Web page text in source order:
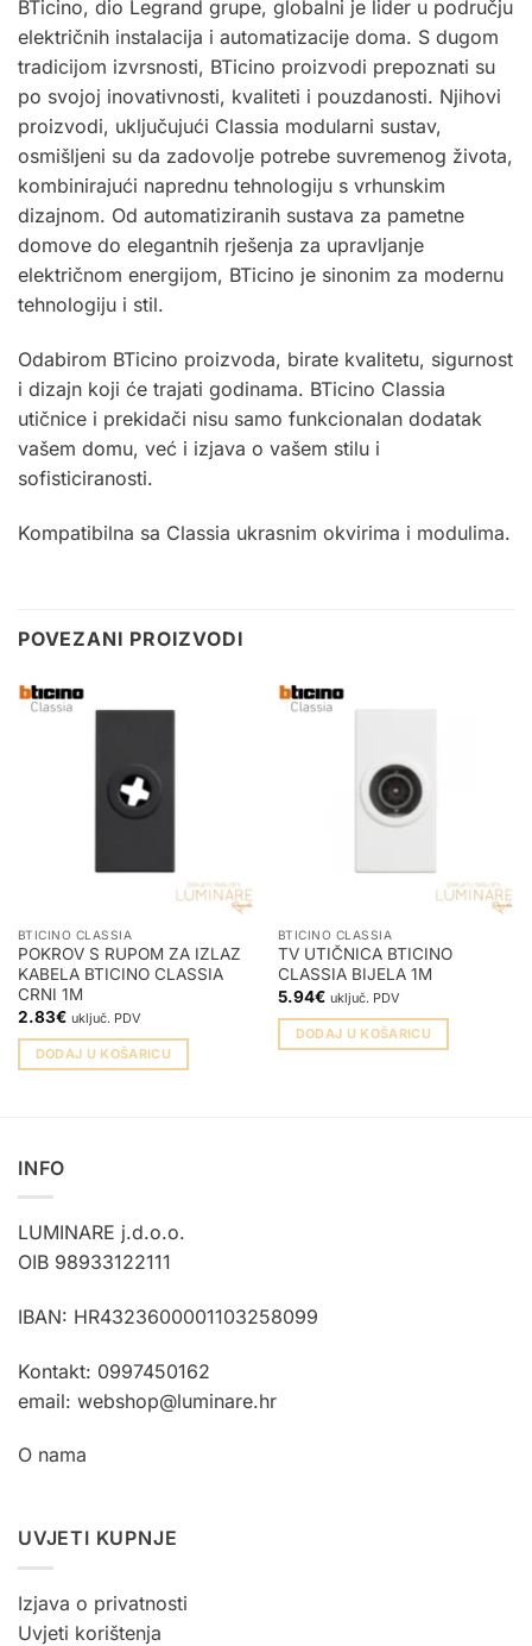
BTicino, dio Legrand grupe, globalni je lider u području
električnih instalacija i automatizacije doma. S dugom
tradicijom izvrsnosti, BTicino proizvodi prepoznati su
po svojoj inovativnosti, kvaliteti i pouzdanosti. Njihovi
proizvodi, uključujući Classia modularni sustav,
osmišljeni su da zadovolje potrebe suvremenog života,
kombinirajući naprednu tehnologiju s vrhunskim
dizajnom. Od automatiziranih sustava za pametne
domove do elegantnih rješenja za upravljanje
električnom energijom, BTicino je sinonim za modernu
tehnologiju i stil.
Odabirom BTicino proizvoda, birate kvalitetu, sigurnost
i dizajn koji će trajati godinama. BTicino Classia
utičnice i prekidači nisu samo funkcionalan dodatak
vašem domu, već i izjava o vašem stilu i
sofisticiranosti.
Kompatibilna sa Classia ukrasnim okvirima i modulima.
POVEZANI PROIZVODI
BTICINO CLASSIA
POKROV S RUPOM ZA IZLAZ
KABELA BTICINO CLASSIA
CRNI 1M
2.83€ uključ. PDV
DODAJ U KOŠARICU
BTICINO CLASSIA
TV UTIČNICA BTICINO
CLASSIA BIJELA 1M
5.94€ uključ. PDV
DODAJ U KOŠARICU
INFO
LUMINARE j.d.o.o.
OIB 98933122111
IBAN: HR4323600001103258099
Kontakt: 0997450162
email: webshop@luminare.hr
O nama
UVJETI KUPNJE
Izjava o privatnosti
Uvjeti korištenja